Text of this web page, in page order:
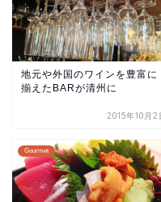
地元や外国のワインを豊富に
揃えたBARが清州に
2015年10月2
Gourmet